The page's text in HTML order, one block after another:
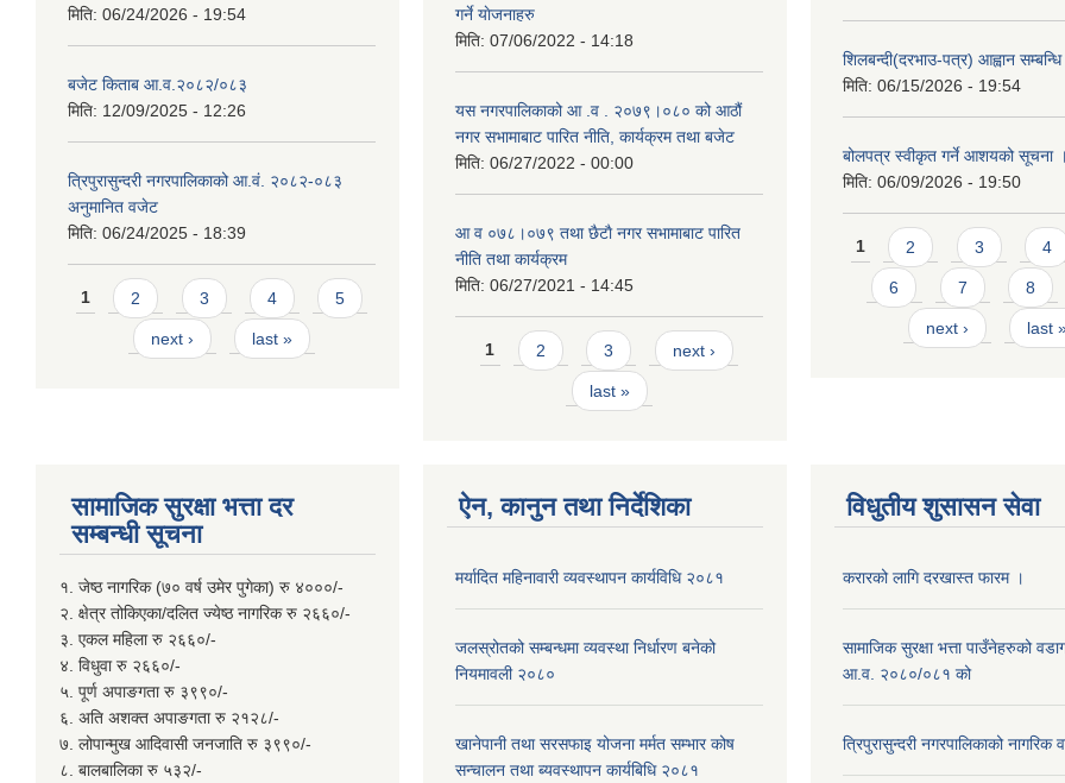
मिति: 06/24/2026 - 19:54
बजेट किताब आ.व.२०८२/०८३
मिति: 12/09/2025 - 12:26
त्रिपुरासुन्दरी नगरपालिकाको आ.वं. २०८२-०८३
अनुमानित वजेट
मिति: 06/24/2025 - 18:39
Pages
1 2 3 4 5
next › last »
गर्ने याेजनाहरु
मिति: 07/06/2022 - 14:18
यस नगरपालिकाको आ‍ .व . २०७९।०८० को आठौं
नगर सभामाबाट पारित नीति, कार्यक्रम तथा बजेट
मिति: 06/27/2022 - 00:00
आ‍ व ०७८।०७९ तथा छैटाै नगर सभामाबाट पारित
नीति तथा कार्यक्रम
मिति: 06/27/2021 - 14:45
Pages
1 2 3 next ›
last »
शिलबन्दी(दरभाउ-पत्र) आह्वान
मिति: 06/15/2026 - 19:54
बोलपत्र स्वीकृत गर्ने आशयको सूचना ।
मिति: 06/09/2026 - 19:50
Pages
1 2 3 4
6 7 8
next › last
सामाजिक सुरक्षा भत्ता दर
सम्बन्धी सूचना
१. जेष्ठ नागरिक (७० वर्ष उमेर पुगेका) रु ४०००/-
२. क्षेत्र तोकिएका/दलित ज्येष्ठ नागरिक रु २६६०/-
३. एकल महिला रु २६६०/-
४. विधुवा रु २६६०/-
५. पूर्ण अपाङगता रु ३९९०/-
६. अति अशक्त अपाङगता रु २१२८/-
७. लोपान्मुख आदिवासी जनजाति रु ३९९०/-
८. बालबालिका रु ५३२/-
ऐन, कानुन तथा निर्देशिका
मर्यादित महिनावारी व्यवस्थापन कार्यविधि २०८१
जलस्रोतको सम्बन्धमा व्यवस्था निर्धारण बनेको
नियमावली २०८०
खानेपानी तथा सरसफाइ योजना मर्मत सम्भार कोष
सन्चालन तथा ब्यवस्थापन कार्यबिधि २०८१
विधुतीय शुसासन सेवा
करारको लागि दरखास्त फारम ।
सामाजिक सुरक्षा भत्ता पाउँनेहरुको
आ.व. २०८०/०८१ को
त्रिपुरासुन्दरी नगरपालिकाको नागरिक